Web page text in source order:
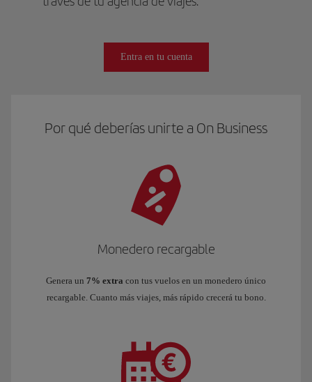
Entra en tu cuenta
Por qué deberías unirte a On Business
Monedero recargable
Genera un 7% extra con tus vuelos en un monedero único
recargable. Cuanto más viajes, más rápido crecerá tu bono.